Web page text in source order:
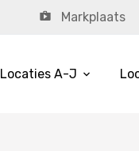
Markplaats
Locaties A-J